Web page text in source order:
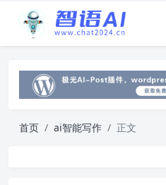
首页 ai智能写作 正文